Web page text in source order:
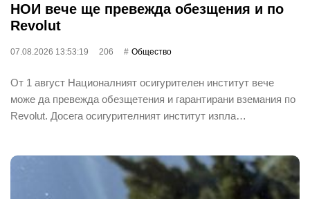
НОИ вече ще превежда обезщения и по
Revolut
07.08.2026 13:53:19 206 Общество
От 1 август Националният осигурителен институт вече
може да превежда обезщетения и гарантирани вземания по
Revolut. Досега осигурителният институт изпла…